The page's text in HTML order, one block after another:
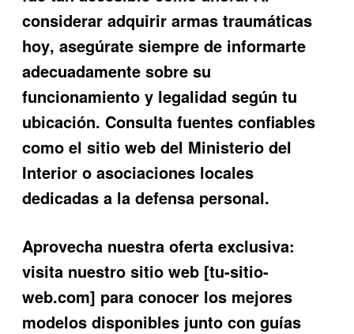
considerar adquirirarmas traumáticas
hoy, asegúrate siempre de informarte
adecuadamente sobre su
funcionamiento y legalidad según tu
ubicación. Consulta fuentes confiables
como el sitio web del Ministerio del
Interior o asociaciones locales
dedicadas a la defensa personal.
Aprovecha nuestra oferta exclusiva:
visita nuestro sitio web [tu-sitio-
web.com] para conocer los mejores
modelos disponibles junto con guías